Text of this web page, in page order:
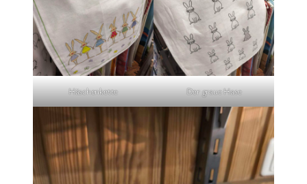
Häschenkette Der graue Hase